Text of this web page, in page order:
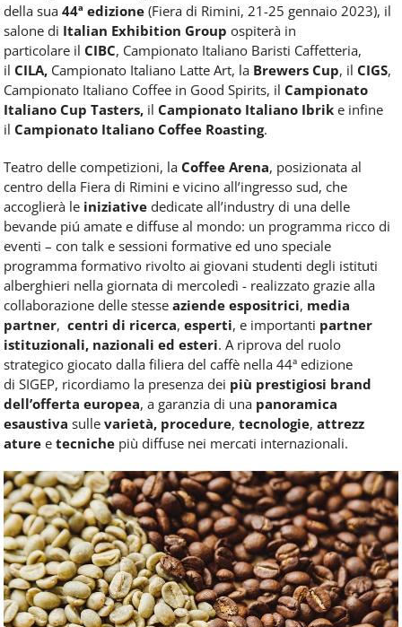
della sua 44ª edizione (Fiera di Rimini, 21-25 gennaio 2023), il
salone di Italian Exhibition Group ospiterà in
particolare il CIBC, Campionato Italiano Baristi Caffetteria,
il CILA, Campionato Italiano Latte Art, la Brewers Cup, il CIGS,
Campionato Italiano Coffee in Good Spirits, il Campionato
Italiano Cup Tasters, il Campionato Italiano Ibrik e infine
il Campionato Italiano Coffee Roasting.
Teatro delle competizioni, la Coffee Arena, posizionata al
centro della Fiera di Rimini e vicino all’ingresso sud, che
accoglierà le iniziative dedicate all’industry di una delle
bevande piú amate e diffuse al mondo: un programma ricco di
eventi – con talk e sessioni formative ed uno speciale
programma formativo rivolto ai giovani studenti degli istituti
alberghieri nella giornata di mercoledì - realizzato grazie alla
collaborazione delle stesse aziende espositrici, media
partner, centri di ricerca, esperti, e importanti partner
istituzionali, nazionali ed esteri. A riprova del ruolo
strategico giocato dalla filiera del caffè nella 44ª edizione
di SIGEP, ricordiamo la presenza dei più prestigiosi brand
dell’offerta europea, a garanzia di una panoramica
esaustiva sulle varietà, procedure, tecnologie, attrezz
ature e tecniche più diffuse nei mercati internazionali.